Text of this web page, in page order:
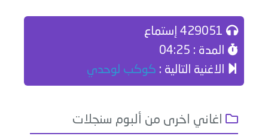
المدة : 04:25
الاغنية التالية : كوكب لوحدي
اغاني اخرى من ألبوم سنجلات